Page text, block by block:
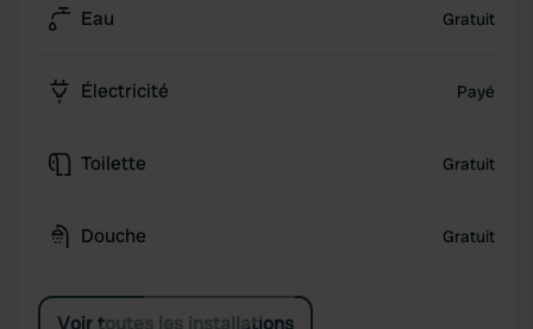
Eau Gratuit
Électricité Payé
Toilette Gratuit
Douche Gratuit
Voir toutes les installations